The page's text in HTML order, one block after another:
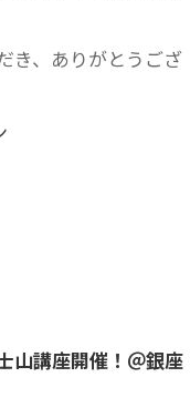
き、ありがとうござ
山講座開催！＠銀座